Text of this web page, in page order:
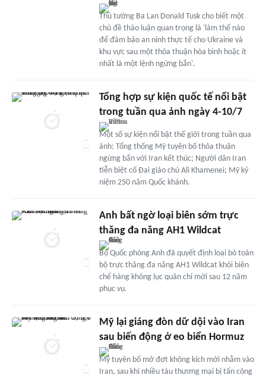
Thủ tướng Ba Lan Donald Tusk cho biết một
chủ đề thảo luận quan trọng là 'làm thế nào
để đảm bảo an ninh thực tế cho Ukraine và
khu vực sau một thỏa thuận hòa bình hoặc ít
nhất là một lệnh ngừng bắn'.
Tổng hợp sự kiện quốc tế nổi bật
trong tuần qua ảnh ngày 4-10/7
Một số sự kiện nổi bật thế giới trong tuần qua
ảnh: Tổng thống Mỹ tuyên bố thỏa thuận
ngừng bắn với Iran kết thúc; Người dân Iran
tiễn biệt cố Đại giáo chủ Ali Khamenei; Mỹ kỷ
niệm 250 năm Quốc khánh.
Anh bất ngờ loại biên sớm trực
thăng đa năng AH1 Wildcat
Bộ Quốc phòng Anh đã quyết định loại bỏ toàn
bộ trực thăng đa năng AH1 Wildcat khỏi biên
chế hàng không lục quân chỉ mới sau 12 năm
phục vụ.
Mỹ lại giáng đòn dữ dội vào Iran
sau biến động ở eo biển Hormuz
Mỹ tuyên bố mở đợt không kích mới nhằm vào
Iran, sau khi nhiều tàu thương mại bị tấn công